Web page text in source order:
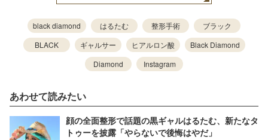
black diamond はるたむ 整形手術
ブラック
BLACK
ギャルサー ヒアルロン酸
Black Diamond
Diamond
Instagram
あわせて読みたい
顔の全面整形で話題の黒ギャルはるたむ、新たなタ
トゥーを披露「やらないで後悔はやだ」